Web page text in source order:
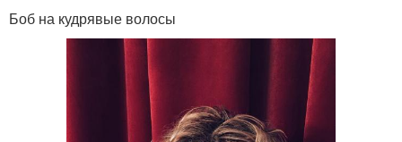
Боб на кудрявые волосы